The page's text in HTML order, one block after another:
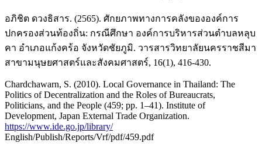
อภิชิต ดวงธิสาร. (2565). ศักยภาพทางการคลังขององค์การ
ปกครองส่วนท้องถิ่น: กรณีศึกษา องค์การบริหารส่วนตำบลหลุบ
คา อำเภอแก้งคร้อ จังหวัดชัยภูมิ. วารสารวิทยาลัยนครราชสีมา
สาขามนุษยศาสตร์และสังคมศาสตร์, 16(1), 416-430.
Chardchawarn, S. (2010). Local Governance in Thailand: The
Politics of Decentralization and the Roles of Bureaucrats,
Politicians, and the People (459; pp. 1–41). Institute of
Development, Japan External Trade Organization.
https://www.ide.go.jp/library/
English/Publish/Reports/Vrf/pdf/459.pdf